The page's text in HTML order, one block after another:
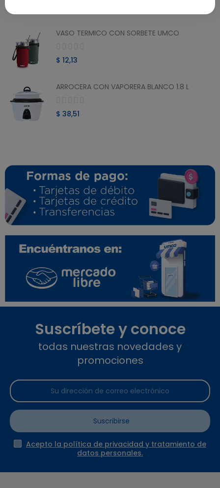
VASO TERMICO CON SORBETE UMCO
$ 12,13
ARROCERA CON VAPORERA BLANCO 1.8 L
$ 38,51
Suscríbete y conoce
todas nuestras novedades y
promociones
Suscribirse
Acepto la política de privacidad y tratamiento de
datos personales.